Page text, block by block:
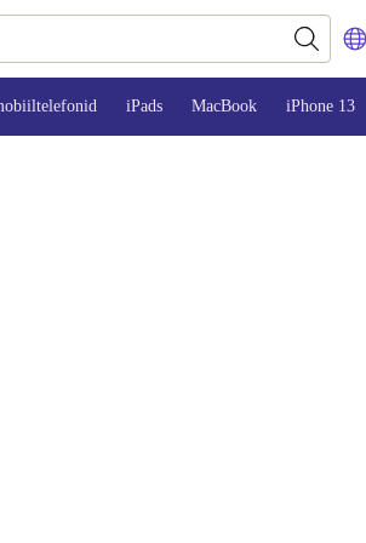
iPads MacBook iPhone 13